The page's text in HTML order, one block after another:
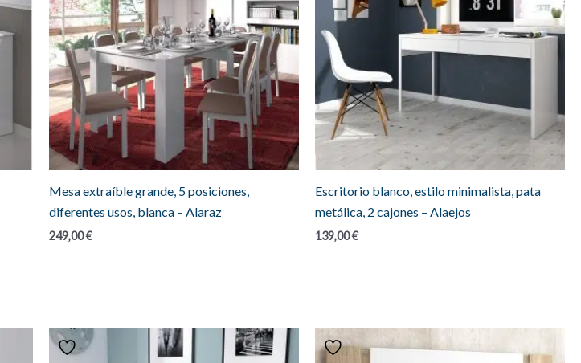
Mesa extraíble grande, 5 posiciones,
diferentes usos, blanca – Alaraz
249,00€
Escritorio blanco, estilo minimalista, pata
metálica, 2 cajones – Alaejos
139,00€